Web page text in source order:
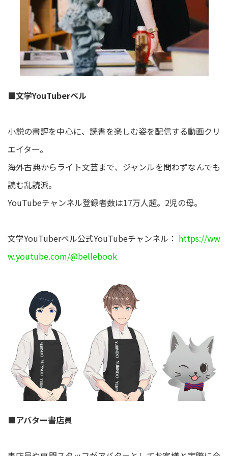
■文学YouTuberベル
小説の書評を中心に、読書を楽しむ姿を配信する動画クリ
エイター。
海外古典からライト文芸まで、ジャンルを問わずなんでも
読む乱読派。
YouTubeチャンネル登録者数は17万人超。2児の母。
文学YouTuberベル公式YouTubeチャンネル： https://ww
w.youtube.com/@bellebook
■アバター書店員